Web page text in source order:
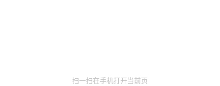
扫一扫在手机打开当前页